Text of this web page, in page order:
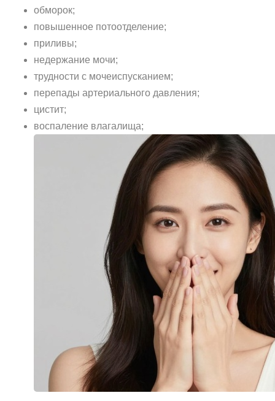
обморок;
повышенное потоотделение;
приливы;
недержание мочи;
трудности с мочеиспусканием;
перепады артериального давления;
цистит;
воспаление влагалища;